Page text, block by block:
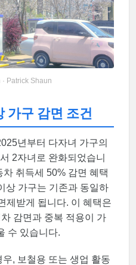
Patrick Shaun
가구 감면 조건
년부터 다자녀 가구의
2자녀로 완화되었습니
취득세 50% 감면 혜택
상 가구는 기존과 동일하
제받게 됩니다. 이 혜택은
감면과 중복 적용이 가
수 있습니다.
, 보철용 또는 생업 활동